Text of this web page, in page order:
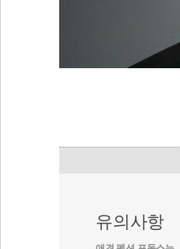
유의사항